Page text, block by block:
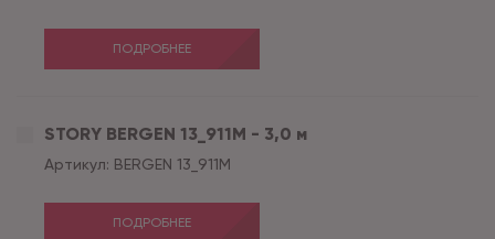
ПОДРОБНЕЕ
STORY BERGEN 13_911M - 3,0 м
Артикул: BERGEN 13_911M
ПОДРОБНЕЕ